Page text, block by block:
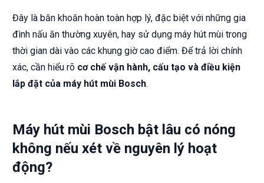
Đây là băn khoăn hoàn toàn hợp lý, đặc biệt với những gia
đình nấu ăn thường xuyên, hay sử dụng máy hút mùi trong
thời gian dài vào các khung giờ cao điểm. Để trả lời chính
xác, cần hiểu rõ cơ chế vận hành, cấu tạo và điều kiện
lắp đặt của máy hút mùi Bosch.
Máy hút mùi Bosch bật lâu có nóng
không nếu xét về nguyên lý hoạt
động?